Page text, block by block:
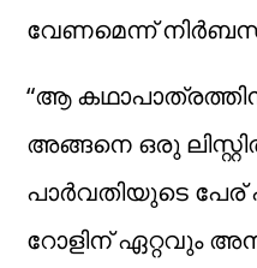
വേണമെന്ന്
“ആ
അങ്ങനെ ഒരു
പാർവതിയുടെ പേര്
റോളിന് ഏറ്റവും